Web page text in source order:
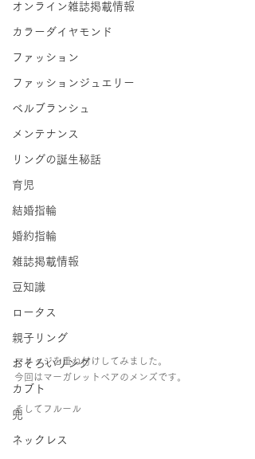
オンライン雑誌掲載情報
カラーダイヤモンド
ファッション
ファッションジュエリー
ベルブランシュ
メンテナンス
リングの誕生秘話
育児
結婚指輪
婚約指輪
雑誌掲載情報
豆知識
ロータス
親子リング
おそろいリング
カブト
兜
ネックレス
マリッジを重ね付けしてみました。
今回はマーガレットペアのメンズです。
そしてフルール